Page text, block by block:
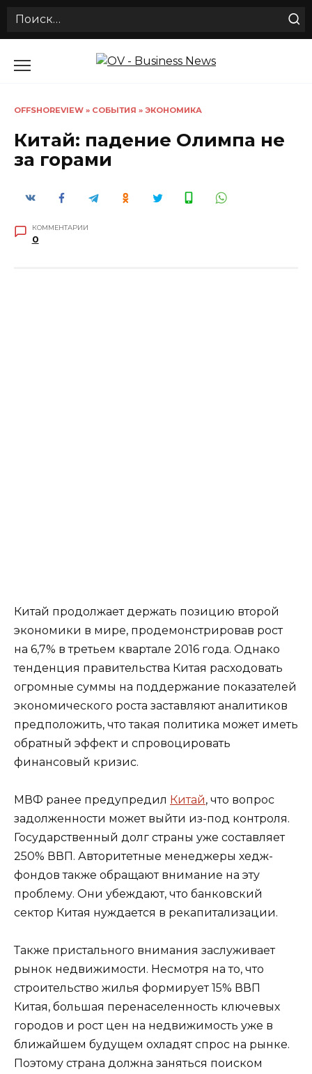
Search
OFFSHOREVIEW » СОБЫТИЯ » ЭКОНОМИКА
Китай: падение Олимпа не
за горами
КОММЕНТАРИИ
0
Китай продолжает держать позицию второй
экономики в мире, продемонстрировав рост
на 6,7% в третьем квартале 2016 года. Однако
тенденция правительства Китая расходовать
огромные суммы на поддержание показателей
экономического роста заставляют аналитиков
предположить, что такая политика может иметь
обратный эффект и спровоцировать
финансовый кризис.
МВФ ранее предупредил Китай, что вопрос
задолженности может выйти из-под контроля.
Государственный долг страны уже составляет
250% ВВП. Авторитетные менеджеры хедж-
фондов также обращают внимание на эту
проблему. Они убеждают, что банковский
сектор Китая нуждается в рекапитализации.
Также пристального внимания заслуживает
рынок недвижимости. Несмотря на то, что
строительство жилья формирует 15% ВВП
Китая, большая перенаселенность ключевых
городов и рост цен на недвижимость уже в
ближайшем будущем охладят спрос на рынке.
Поэтому страна должна заняться поиском